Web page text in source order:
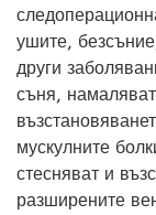
ушите,
други
съня,
мускулните
стесняват и
разширените